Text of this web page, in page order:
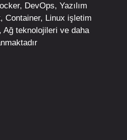
DevOps, Yazılım
, Container, Linux işletim
Ağ teknolojileri ve daha